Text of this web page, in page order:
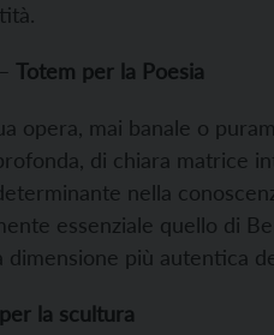
– Totem per la Poesia
opera, mai banale o
di chiara matrice
nella
essenziale quello di
più autentica
la scultura